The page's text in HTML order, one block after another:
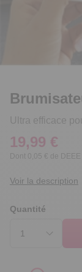
Ultra efficace
19,99 €
Dont 0,05 € de DEEE
Voir la description
Quantité